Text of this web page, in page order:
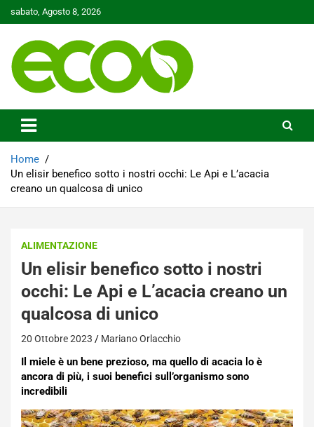
to
sabato, Agosto 8, 2026
Ecoo.it
Home
Un elisir benefico sotto i nostri occhi: Le Api e L’acacia
creano un qualcosa di unico
ALIMENTAZIONE
Un elisir benefico sotto i nostri
occhi: Le Api e L’acacia creano un
qualcosa di unico
20 Ottobre 2023 Mariano Orlacchio
Il miele è un bene prezioso, ma quello di acacia lo è
ancora di più, i suoi benefici sull’organismo sono
incredibili